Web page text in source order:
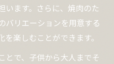
います。さらに、焼肉のた
バリエーションを用意する
楽しむことができます。
とで、子供から大人までそ